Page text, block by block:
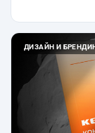
ДИЗАЙН И